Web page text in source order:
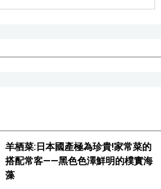
羊栖菜:日本國產極為珍貴!家常菜的
搭配常客——黑色色澤鮮明的樸實海
藻